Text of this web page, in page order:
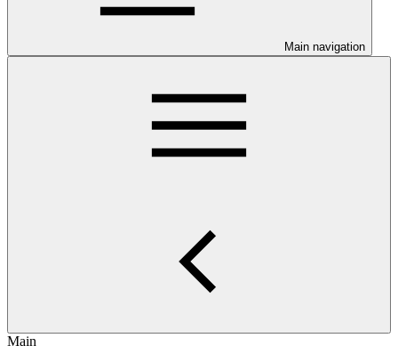
Main navigation
Main